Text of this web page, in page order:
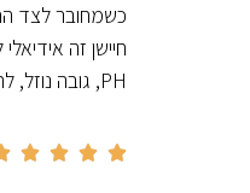
כשמחובר לצד החיובי ול-0 של
חיישן זה
PH, גובה נוזל, לחצים, רעידות ועוד.



